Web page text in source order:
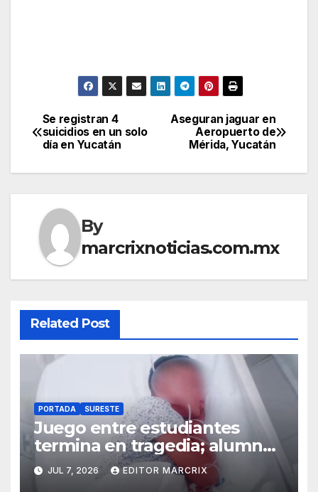
Post
navigation
Aseguran jaguar en
Aeropuerto de
Mérida, Yucatán
Se registran 4
suicidios en un solo
día en Yucatán
By
marcrixnoticias.com.mx
Related Post
PORTADA SURESTE
Juego entre estudiantes
termina en tragedia; alumno
pierde un testículo en
secundaria de Campeche
JUL 7, 2026 EDITOR MARCRIX